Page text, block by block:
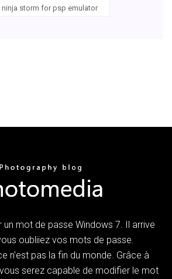
ninja storm for psp emulator
mot de passe Windows 7. Il arrive
oubliiez vos mots de passe.
n'est pas la fin du monde. Grâce à
serez capable de modifier le mot